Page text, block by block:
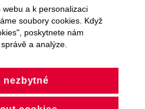
week
a k personalizaci
soubory cookies. Když
poskytnete nám
a analýze.
nezbytné